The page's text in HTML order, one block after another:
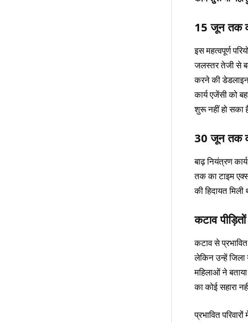
15 जून तक
इस महत्वपूर्ण
जलस्तर तेजी से
करने की
कार्य एजेंसी को
शुरू नहीं हो सका
30 जून तक
बाढ़ नियंत्रण
तक का टाइम
की हिदायत
कटाव
कटाव से
लेकिन उन्हें जिला
महिलाओं ने
का कोई सहारा
प्रभावित